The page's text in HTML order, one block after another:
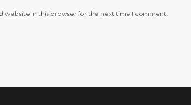
website in this browser for the next time I comment.